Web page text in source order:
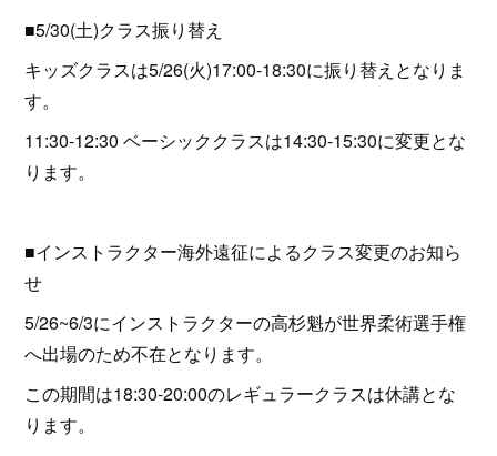
■5/30(土)クラス振り替え
キッズクラスは5/26(火)17:00-18:30に振り替えとなりま
す。
11:30-12:30 ベーシッククラスは14:30-15:30に変更とな
ります。
■インストラクター海外遠征によるクラス変更のお知ら
せ
5/26~6/3にインストラクターの高杉魁が世界柔術選手権
へ出場のため不在となります。
この期間は18:30-20:00のレギュラークラスは休講とな
ります。